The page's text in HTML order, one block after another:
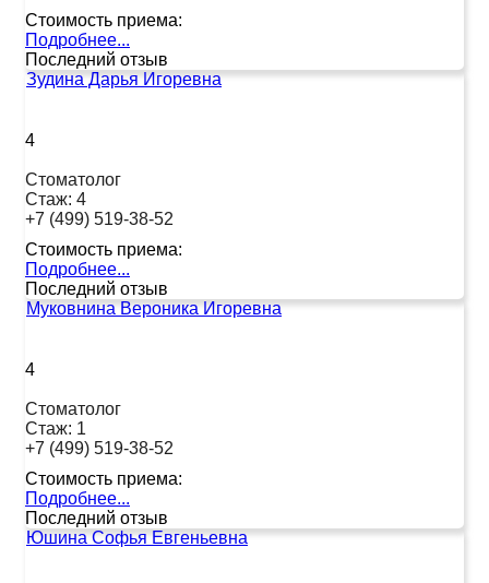
Стоимость приема:
Подробнее...
Последний отзыв
Зудина Дарья Игоревна
4
Стоматолог
Стаж: 4
+7 (499) 519-38-52
Стоимость приема:
Подробнее...
Последний отзыв
Муковнина Вероника Игоревна
4
Стоматолог
Стаж: 1
+7 (499) 519-38-52
Стоимость приема:
Подробнее...
Последний отзыв
Юшина Софья Евгеньевна